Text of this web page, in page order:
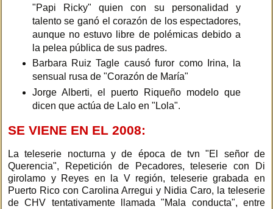
"Papi Ricky" quien con su personalidad y
talento se ganó el corazón de los espectadores,
aunque no estuvo libre de polémicas debido a
la pelea pública de sus padres.
Barbara Ruiz Tagle causó furor como Irina, la
sensual rusa de "Corazón de María"
Jorge Alberti, el puerto Riqueño modelo que
dicen que actúa de Lalo en "Lola".
SE VIENE EN EL 2008:
La teleserie nocturna y de época de tvn "El señor de
Querencia", Repetición de Pecadores, teleserie con Di
girolamo y Reyes en la V región, teleserie grabada en
Puerto Rico con Carolina Arregui y Nidia Caro, la teleserie
de CHV tentativamente llamada "Mala conducta", entre